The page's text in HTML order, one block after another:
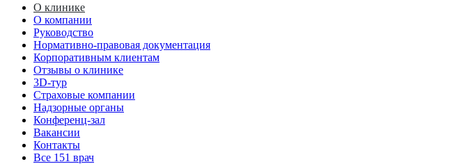
О клинике
О компании
Руководство
Нормативно-правовая документация
Корпоративным клиентам
Отзывы о клинике
3D-тур
Страховые компании
Надзорные органы
Конференц-зал
Вакансии
Контакты
Все 151 врач